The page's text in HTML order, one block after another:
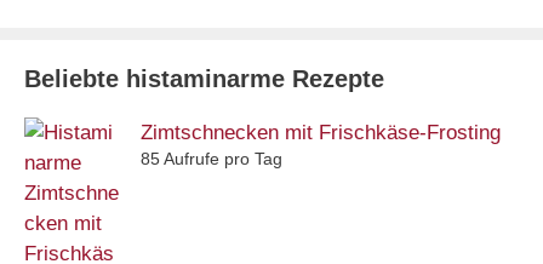
Beliebte histaminarme Rezepte
Zimtschnecken mit Frischkäse-Frosting
85 Aufrufe pro Tag